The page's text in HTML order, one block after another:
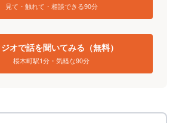
見て・触れて・相談できる90分
オで話を聞いてみる（無料）
桜木町駅1分・気軽な90分